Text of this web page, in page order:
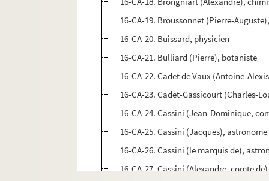
16-CA-19. Broussonnet (Pierre-
16-CA-20. Buissard, physicien
16-CA-21. Bulliard (Pierre), botaniste
16-CA-22. Cadet de Vaux (Antoine-
16-CA-23. Cadet-Gassicourt (Charles-
16-CA-24. Cassini (Jean-Dominique,
16-CA-25. Cassini (Jacques), astronome
16-CA-26. Cassini (le marquis de),
16-CA-27. Cassini (Alexandre, comte